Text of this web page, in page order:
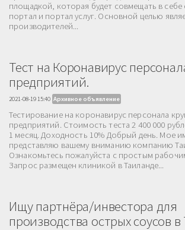
площадкой, которая будет совмещать в себе
портал и портал услуг. Основной целью
производителей...
Тест на Коронавирус
предприятий.
2021-08-19 15:40 Архивное объявление
Тестирование на коронавирус персонала
предприятий. Стоимость теста 2 400 000
1 месяц. Доходность 10% Добрый день. Мое
представляю вашему вниманию компанию
Ознакомьтесь пожалуйста с простым
Запрос размещен клиникой в Таиланде...
Ищу партнёра/инвестора для
производства острых соусов